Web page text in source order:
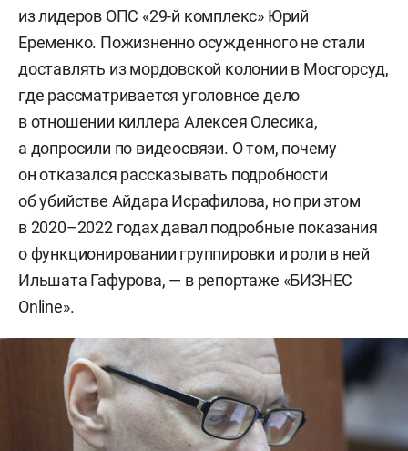
из лидеров ОПС «29-й комплекс» Юрий
Еременко. Пожизненно осужденного не стали
доставлять из мордовской колонии в Мосгорсуд,
где рассматривается уголовное дело
в отношении киллера Алексея Олесика,
а допросили по видеосвязи. О том, почему
он отказался рассказывать подробности
об убийстве Айдара Исрафилова, но при этом
в 2020–2022 годах давал подробные показания
о функционировании группировки и роли в ней
Ильшата Гафурова, — в репортаже «БИЗНЕС
Online».